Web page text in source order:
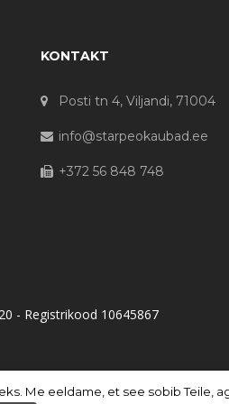
KONTAKT
Posti tn 4, Viljandi, 71004
info@starpeokaubad.ee
+372 56 848 748
- Registrikood 10645867
Me eeldame, et see sobib Teile,